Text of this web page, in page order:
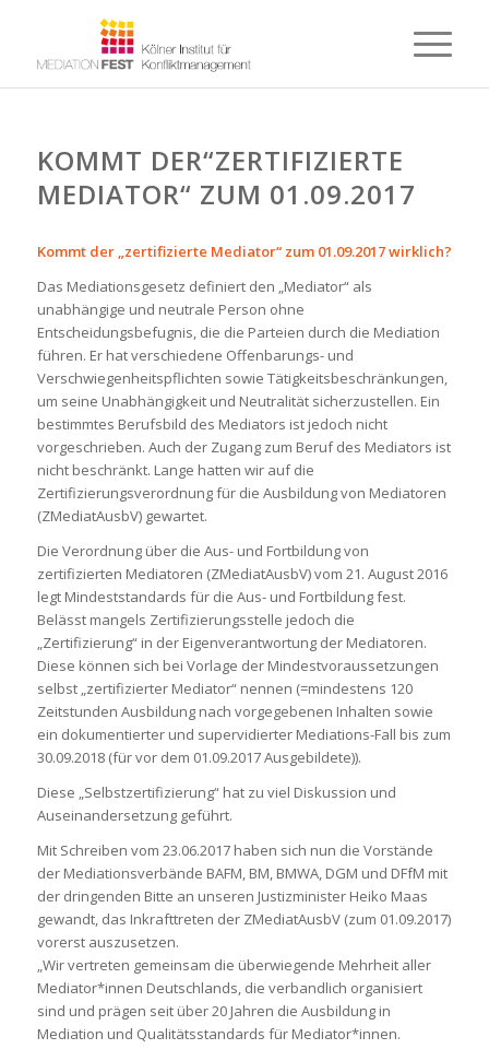
KOMMT DER“ZERTIFIZIERTE
MEDIATOR“ ZUM 01.09.2017
Kommt der „zertifizierte Mediator“ zum 01.09.2017 wirklich?
Das Mediationsgesetz definiert den „Mediator“ als
unabhängige und neutrale Person ohne
Entscheidungsbefugnis, die die Parteien durch die Mediation
führen. Er hat verschiedene Offenbarungs- und
Verschwiegenheitspflichten sowie Tätigkeitsbeschränkungen,
um seine Unabhängigkeit und Neutralität sicherzustellen. Ein
bestimmtes Berufsbild des Mediators ist jedoch nicht
vorgeschrieben. Auch der Zugang zum Beruf des Mediators ist
nicht beschränkt. Lange hatten wir auf die
Zertifizierungsverordnung für die Ausbildung von Mediatoren
(ZMediatAusbV) gewartet.
Die Verordnung über die Aus- und Fortbildung von
zertifizierten Mediatoren (ZMediatAusbV) vom 21. August 2016
legt Mindeststandards für die Aus- und Fortbildung fest.
Belässt mangels Zertifizierungsstelle jedoch die
„Zertifizierung“ in der Eigenverantwortung der Mediatoren.
Diese können sich bei Vorlage der Mindestvoraussetzungen
selbst „zertifizierter Mediator“ nennen (=mindestens 120
Zeitstunden Ausbildung nach vorgegebenen Inhalten sowie
ein dokumentierter und supervidierter Mediations-Fall bis zum
30.09.2018 (für vor dem 01.09.2017 Ausgebildete)).
Diese „Selbstzertifizierung“ hat zu viel Diskussion und
Auseinandersetzung geführt.
Mit Schreiben vom 23.06.2017 haben sich nun die Vorstände
der Mediationsverbände BAFM, BM, BMWA, DGM und DFfM mit
der dringenden Bitte an unseren Justizminister Heiko Maas
gewandt, das Inkrafttreten der ZMediatAusbV (zum 01.09.2017)
vorerst auszusetzen.
„Wir vertreten gemeinsam die überwiegende Mehrheit aller
Mediator*innen Deutschlands, die verbandlich organisiert
sind und prägen seit über 20 Jahren die Ausbildung in
Mediation und Qualitätsstandards für Mediator*innen.